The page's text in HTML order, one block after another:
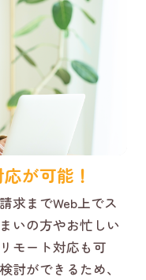
が可能！
求までWeb上でス
いの方やお忙しい
モート対応も可
討ができるため、